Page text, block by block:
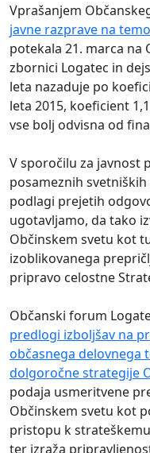
Vprašanjem
javne razprave na
potekala 21. marca
zbornici Logatec in
leta nazaduje po
leta 2015, koeficient
vse bolj odvisna od
V sporočilu za javnost
posameznih
podlagi prejetih
ugotavljamo, da tako
Občinskem svetu kot
izoblikovanega
pripravo celostne
Občanski forum
predlogi izboljšav na
občasnega delovnega
dolgoročne strategije
podaja usmeritvene
Občinskem svetu kot
pristopu k
ter izraža